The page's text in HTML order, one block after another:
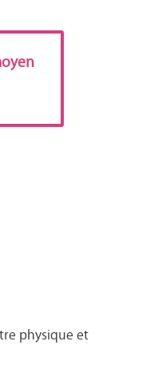
physique et